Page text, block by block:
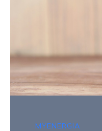
MYENERGIA